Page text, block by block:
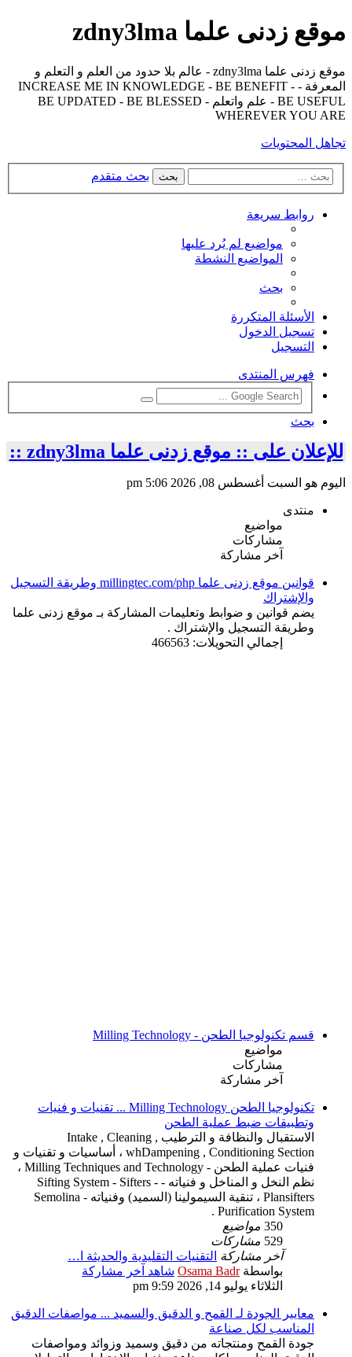
موقع زدنى علما zdny3lma
موقع زدنى علما zdny3lma - عالم بلا حدود من العلم و التعلم و
المعرفة - INCREASE ME IN KNOWLEDGE - BE BENEFIT -
BE USEFUL - علم واتعلم - BE UPDATED - BE BLESSED
WHEREVER YOU ARE
تجاهل المحتويات
بحث بحث متقدم
روابط سريعة
مواضيع لم يُرد عليها
المواضيع النشطة
بحث
الأسئلة المتكررة
تسجيل الدخول
التسجيل
فهرس المنتدى
بحث
للإعلان على :: موقع زدنى علما zdny3lma ::
اليوم هو السبت أغسطس 08, 2026 5:06 pm
منتدى
مواضيع
مشاركات
آخر مشاركة
قوانين موقع زدنى علما millingtec.com/php وطريقة التسجيل
والإشتراك
يضم قوانين و ضوابط وتعليمات المشاركة بـ موقع زدنى علما
وطريقة التسجيل والإشتراك .
إجمالي التحويلات: 466563
قسم تكنولوجيا الطحن - Milling Technology
مواضيع
مشاركات
آخر مشاركة
تكنولوجيا الطحن Milling Technology ... تقنيات و فنيات
وتطبيقات ضبط عملية الطحن
الاستقبال والنظافة و الترطيب Intake , Cleaning ,
whDampening , Conditioning Section ، أساسيات و تقنيات و
فنيات عملية الطحن - Milling Techniques and Technology ،
نظم النخل و المناخل و فنياته - Sifting System - Sifters -
Plansifters ، تنقية السيمولينا (السميد) وفنياته - Semolina
Purification System .
350 مواضيع
529 مشاركات
آخر مشاركة التقنيات التقليدية والحديثة ا…
بواسطةOsama Badr شاهد آخر مشاركة
الثلاثاء يوليو 14, 2026 9:59 pm
معايير الجودة لـ القمح و الدقيق والسميد ... مواصفات الدقيق
المناسب لكل صناعة
جودة القمح ومنتجاته من دقيق وسميد وزوائد ومواصفات